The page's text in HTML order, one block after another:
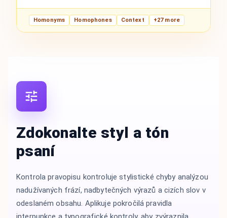
Homonyms Homophones Context +27 more
Zdokonalte styl a tón
psaní
Kontrola pravopisu kontroluje stylistické chyby analýzou
nadužívaných frází, nadbytečných výrazů a cizích slov v
odeslaném obsahu. Aplikuje pokročilá pravidla